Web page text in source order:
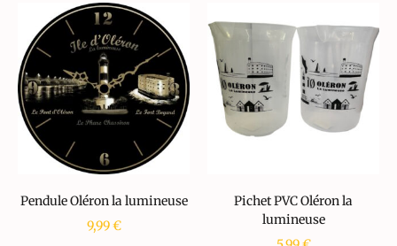
Pendule Oléron la lumineuse
9,99€
Pichet PVC Oléron la
lumineuse